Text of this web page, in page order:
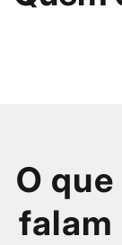
O
falam